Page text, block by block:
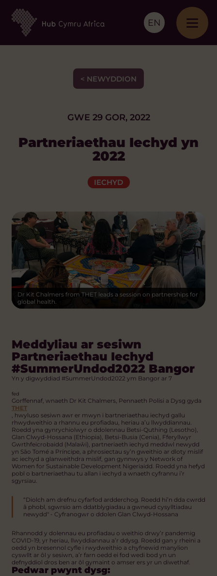
EN
< NEWYDDION
GWE 29 GOR, 2022
Partneriaethau Iechyd yn
2022
IECHYD
Dr Kit Chalmers from THET leads a session on partnerships for
global health.
Meddyliau ar sesiwn
Partneriaethau Iechyd
#SummerUndod2022 Bangor
Yn y digwyddiad #SummerUndod2022 ym Bangor ar 7
fed
Gorffennaf, wnaeth Dr Kit Chalmers, Pennaeth Polisi a Dysg gyda
THET
, hwyluso sesiwn awr er mwyn i bartneriaethau iechyd gallu
rhwydweithio a rhannu eu profiadau, heriau a’u llwyddiannau.
Roedd yna gynrychiolwyr o ddolennau Betsi-Quthing (Lesotho),
Glan Clwyd-Hossana (Ethiopia), Betsi-Busia (Cenia), Fferyllwyr
Gwrthfeicrobaidd (Malaŵi), partneriaeth iechyd meddwl newydd
yn São Tomé a Príncipe, a phrosiectau sy’n gweithio ar dloty mislif
ac iechyd a glanweithdra mislif, gan gynnwys y Network of
Women for Sustainable Development Nigeriaidd. Roedd yna hefyd
pobl o bartneriaethau tu allan i iechyd a wnaeth cyfrannu i’r
sgyrsiau.
“Diolch am drefnu cyfarfod ardderchog. Roedd hi’n dda cwrdd
â phobl, sgwrsio am ddatblygiadau a gwneud cysylltiadau
newydd" - Cyfranogwr o ddolen Glan Clwyd-Hossana
Rhannodd y dolennau eu profiadau o weithio drwy’r pandemig
COVID-19, yr heriau, llwyddiannau a’r ddysg. Roedd gan y rheini a
oedd yn bresennol cyfle i rwydweithio a chyfnewid manylion
cyswllt ar ôl y sesiwn, a’r farn oedd ei fod wedi bod yn un
defnyddiol dros ben ar ôl gymaint o amser ers yr un diwethaf.
Pedwar pwynt dysg: